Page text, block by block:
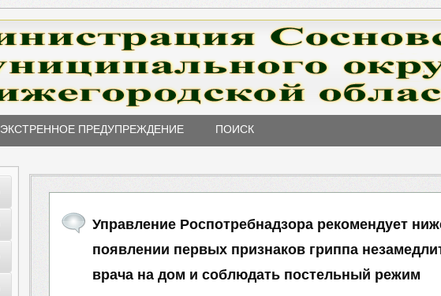
ЭКСТРЕННОЕ ПРЕДУПРЕЖДЕНИЕ ПОИСК
Управление Роспотребнадзора рекомендует
появлении первых признаков гриппа
врача на дом и соблюдать постельный режим